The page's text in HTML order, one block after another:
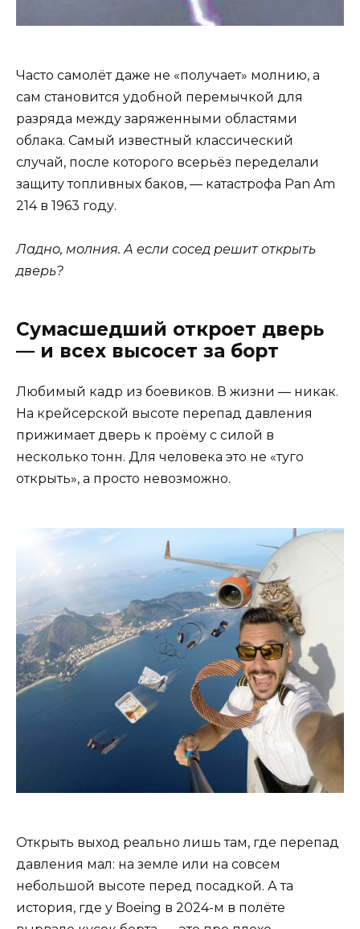
Часто самолёт даже не «получает» молнию, а
сам становится удобной перемычкой для
разряда между заряженными областями
облака. Самый известный классический
случай, после которого всерьёз переделали
защиту топливных баков, — катастрофа Pan Am
214 в 1963 году.
Ладно, молния. А если сосед решит открыть
дверь?
Сумасшедший откроет дверь
— и всех высосет за борт
Любимый кадр из боевиков. В жизни — никак.
На крейсерской высоте перепад давления
прижимает дверь к проёму с силой в
несколько тонн. Для человека это не «туго
открыть», а просто невозможно.
Открыть выход реально лишь там, где перепад
давления мал: на земле или на совсем
небольшой высоте перед посадкой. А та
история, где у Boeing в 2024-м в полёте